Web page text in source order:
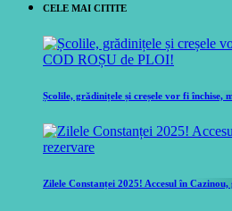
CELE MAI CITITE
Școlile, grădinițele și creșele vor fi închise,
Zilele Constanței 2025! Accesul în